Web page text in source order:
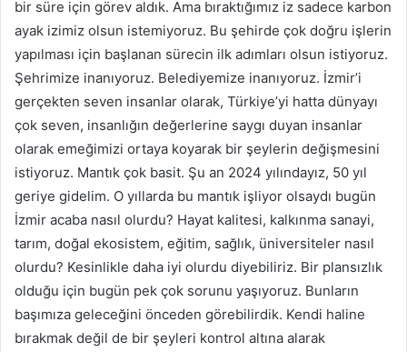
bir süre için görev aldık. Ama bıraktığımız iz sadece karbon
ayak izimiz olsun istemiyoruz. Bu şehirde çok doğru işlerin
yapılması için başlanan sürecin ilk adımları olsun istiyoruz.
Şehrimize inanıyoruz. Belediyemize inanıyoruz. İzmir’i
gerçekten seven insanlar olarak, Türkiye’yi hatta dünyayı
çok seven, insanlığın değerlerine saygı duyan insanlar
olarak emeğimizi ortaya koyarak bir şeylerin değişmesini
istiyoruz. Mantık çok basit. Şu an 2024 yılındayız, 50 yıl
geriye gidelim. O yıllarda bu mantık işliyor olsaydı bugün
İzmir acaba nasıl olurdu? Hayat kalitesi, kalkınma sanayi,
tarım, doğal ekosistem, eğitim, sağlık, üniversiteler nasıl
olurdu? Kesinlikle daha iyi olurdu diyebiliriz. Bir plansızlık
olduğu için bugün pek çok sorunu yaşıyoruz. Bunların
başımıza geleceğini önceden görebilirdik. Kendi haline
bırakmak değil de bir şeyleri kontrol altına alarak